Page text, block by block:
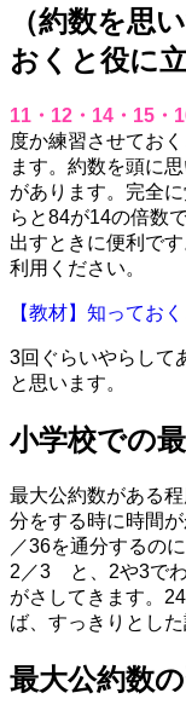
（約数を思
おくと役に
11・12・14・15・
度か練習させてお
ます。約数を頭に
があります。完全
らと84が14の倍数
出すときに便利で
利用ください。
【教材】知ってお
3回ぐらいやらして
と思います。
小学校での
最大公約数がある
分をする時に時間
／36を通分す
2／3 と、2や3で
がさしてきます。
ば、すっきりとした
最大公約数